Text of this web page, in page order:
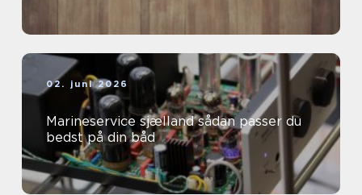
02. juni 2026
Marineservice sjælland sådan passer du
bedst på din båd